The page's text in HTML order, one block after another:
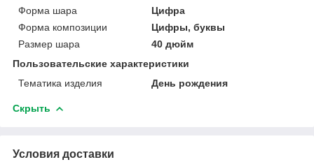
Форма шара
Цифра
Форма композиции
Цифры, буквы
Размер шара
40 дюйм
Пользовательские характеристики
Тематика изделия
День рождения
Скрыть
Условия доставки